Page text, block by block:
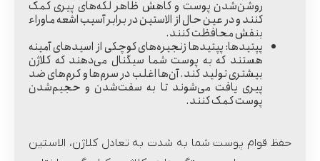
روشن‌شدن پوست و کاهش ظاهر لکه‌های پیری کمک
کنند و در عین حال از الاستین در برابر آسیب اشعه ماوراء
بنفش محافظت کنند.
پپتیدها:پپتیدها زنجیره‌های کوچکی از اسیدهای آمینه
هستند که به پوست شما سیگنال می‌دهند که کلاژن
بیشتری تولید کند. آن‌ها اغلب در سرم‌ها و کرم‌های ضد
پیری یافت می‌شوند تا به سفت‌شدن و حجیم‌شدن
پوست کمک کنند.
حفظ قوام پوست شما به شدت به تعادل کلاژن، الاستین